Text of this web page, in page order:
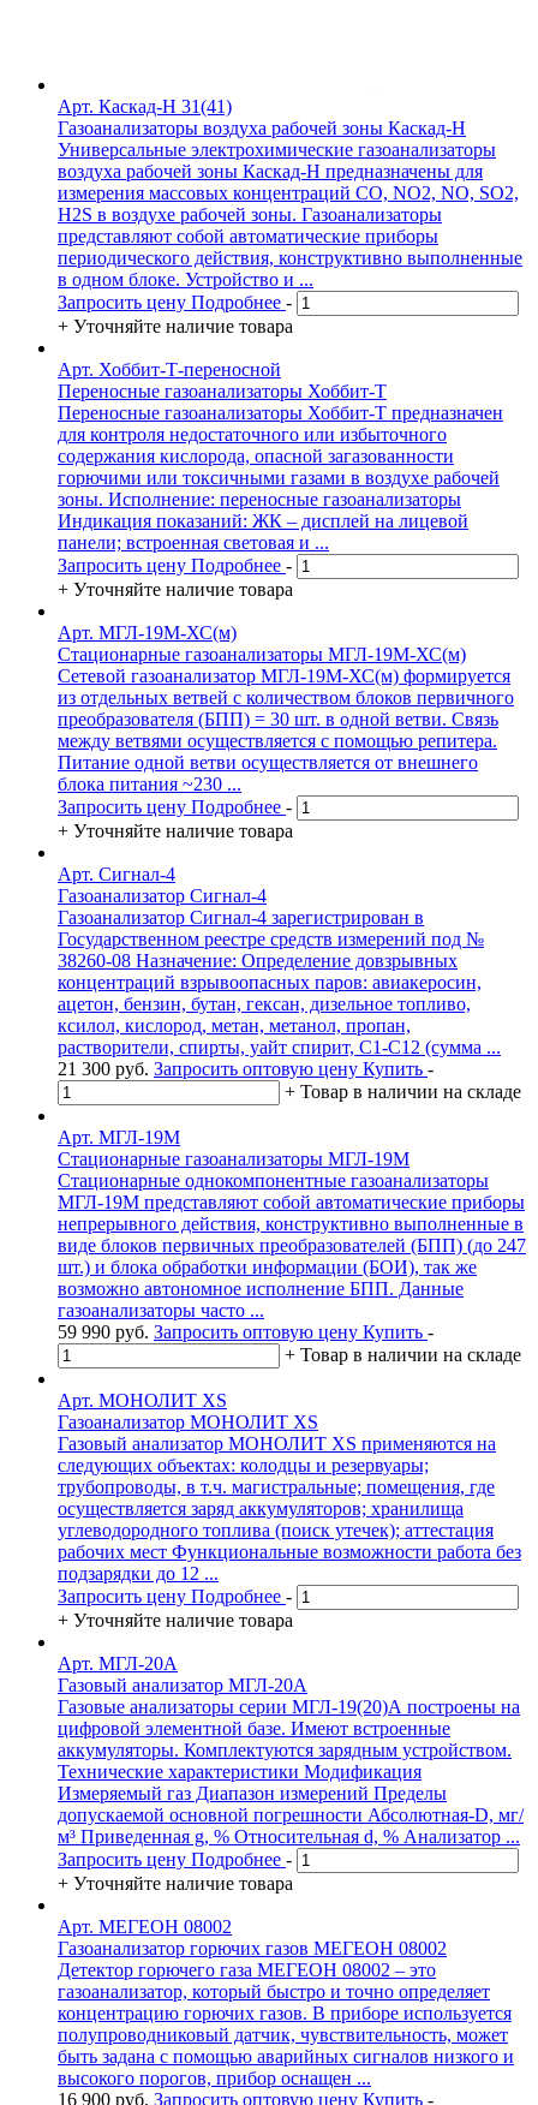
Арт. Каскад-Н 31(41)
Газоанализаторы воздуха рабочей зоны Каскад-Н
Универсальные электрохимические газоанализаторы
воздуха рабочей зоны Каскад-Н предназначены для
измерения массовых концентраций CO, NO2, NO, SO2,
H2S в воздухе рабочей зоны. Газоанализаторы
представляют собой автоматические приборы
периодического действия, конструктивно выполненные
в одном блоке. Устройство и ...
Запросить цену Подробнее -
+ Уточняйте наличие товара
Арт. Хоббит-Т-переносной
Переносные газоанализаторы Хоббит-Т
Переносные газоанализаторы Хоббит-Т предназначен
для контроля недостаточного или избыточного
содержания кислорода, опасной загазованности
горючими или токсичными газами в воздухе рабочей
зоны. Исполнение: переносные газоанализаторы
Индикация показаний: ЖК – дисплей на лицевой
панели; встроенная световая и ...
Запросить цену Подробнее -
+ Уточняйте наличие товара
Арт. МГЛ-19М-ХС(м)
Стационарные газоанализаторы МГЛ-19М-ХС(м)
Сетевой газоанализатор МГЛ-19М-ХС(м) формируется
из отдельных ветвей с количеством блоков первичного
преобразователя (БПП) = 30 шт. в одной ветви. Связь
между ветвями осуществляется с помощью репитера.
Питание одной ветви осуществляется от внешнего
блока питания ~230 ...
Запросить цену Подробнее -
+ Уточняйте наличие товара
Арт. Сигнал-4
Газоанализатор Сигнал-4
Газоанализатор Сигнал-4 зарегистрирован в
Государственном реестре средств измерений под №
38260-08 Назначение: Определение довзрывных
концентраций взрывоопасных паров: авиакеросин,
ацетон, бензин, бутан, гексан, дизельное топливо,
ксилол, кислород, метан, метанол, пропан,
растворители, спирты, уайт спирит, С1-С12 (сумма ...
21 300 руб. Запросить оптовую цену Купить -
+ Товар в наличии на складе
Арт. МГЛ-19М
Стационарные газоанализаторы МГЛ-19М
Стационарные однокомпонентные газоанализаторы
МГЛ-19М представляют собой автоматические приборы
непрерывного действия, конструктивно выполненные в
виде блоков первичных преобразователей (БПП) (до 247
шт.) и блока обработки информации (БОИ), так же
возможно автономное исполнение БПП. Данные
газоанализаторы часто ...
59 990 руб. Запросить оптовую цену Купить -
+ Товар в наличии на складе
Арт. МОНОЛИТ XS
Газоанализатор МОНОЛИТ XS
Газовый анализатор МОНОЛИТ XS применяются на
следующих объектах: колодцы и резервуары;
трубопроводы, в т.ч. магистральные; помещения, где
осуществляется заряд аккумуляторов; хранилища
углеводородного топлива (поиск утечек); аттестация
рабочих мест Функциональные возможности работа без
подзарядки до 12 ...
Запросить цену Подробнее -
+ Уточняйте наличие товара
Арт. МГЛ-20А
Газовый анализатор МГЛ-20А
Газовые анализаторы серии МГЛ-19(20)А построены на
цифровой элементной базе. Имеют встроенные
аккумуляторы. Комплектуются зарядным устройством.
Технические характеристики Модификация
Измеряемый газ Диапазон измерений Пределы
допускаемой основной погрешности Абсолютная-D, мг/
м³ Приведенная g, % Относительная d, % Анализатор ...
Запросить цену Подробнее -
+ Уточняйте наличие товара
Арт. МЕГЕОН 08002
Газоанализатор горючих газов МЕГЕОН 08002
Детектор горючего газа МЕГЕОН 08002 – это
газоанализатор, который быстро и точно определяет
концентрацию горючих газов. В приборе используется
полупроводниковый датчик, чувствительность, может
быть задана с помощью аварийных сигналов низкого и
высокого порогов, прибор оснащен ...
16 900 руб. Запросить оптовую цену Купить -